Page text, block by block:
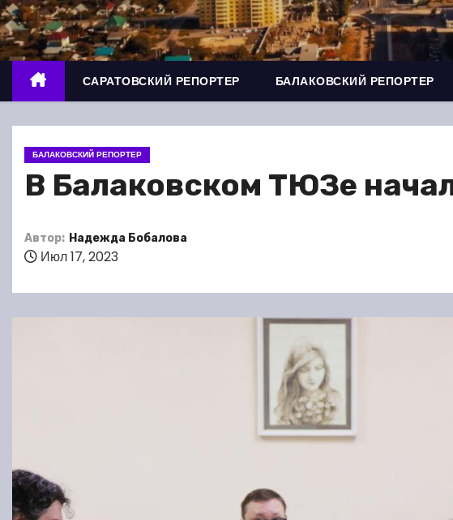
о
м
у
САРАТОВСКИЙ РЕПОРТЕР БАЛАКОВСКИЙ РЕПОРТЕР
БАЛАКОВСКИЙ РЕПОРТЕР
В Балаковском ТЮЗе
Автор: Надежда Бобалова
Июл 17, 2023